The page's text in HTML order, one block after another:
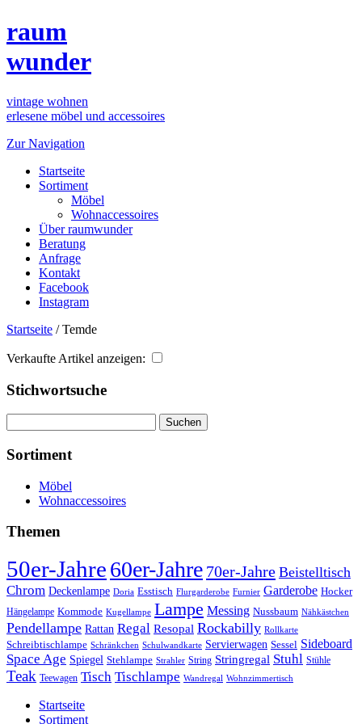
raum
wunder
vintage wohnen
erlesene möbel und accessoires
Zur Navigation
Startseite
Sortiment
Möbel
Wohnaccessoires
Über raumwunder
Beratung
Anfrage
Kontakt
Facebook
Instagram
Startseite /Temde
Verkaufte Artikel anzeigen:
Stichwortsuche
nach:
Sortiment
Möbel
Wohnaccessoires
Themen
50er-Jahre60er-Jahre 70er-Jahre Beistelltisch
Chrom Deckenlampe Doria Esstisch Flurgarderobe Furnier Garderobe Hocker
Hängelampe Kommode Kugellampe Lampe Messing Nussbaum Nähkästchen
Pendellampe Rattan Regal Resopal Rockabilly Rollkarte
Schreibtischlampe Schränkchen Schulwandkarte Servierwagen Sessel Sideboard
Space Age Spiegel Stehlampe Strahler String Stringregal Stuhl Stühle
Teak Teewagen Tisch Tischlampe Wandregal Wohnzimmertisch
Startseite
Sortiment